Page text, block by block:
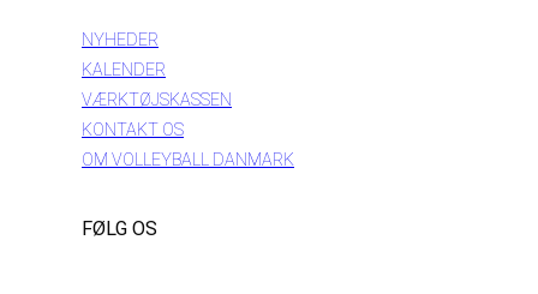
NYHEDER
KALENDER
VÆRKTØJSKASSEN
KONTAKT OS
OM VOLLEYBALL DANMARK
FØLG OS